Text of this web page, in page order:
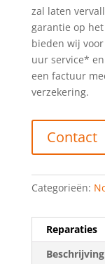
zal laten
garantie op
bieden wij
uur service*
een factuur
verzekering.
Contact
Categorieën:
Reparaties
Beschrijving